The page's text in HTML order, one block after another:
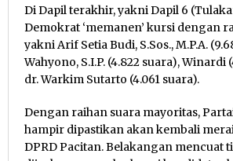
Di Dapil terakhir, yakni Dapil 6
Demokrat ‘memanen’ kursi dengan
yakni Arif Setia Budi, S.Sos., M.P.A.
Wahyono, S.I.P. (4.822 suara), Winardi
dr. Warkim Sutarto (4.061 suara).
Dengan raihan suara mayoritas,
hampir dipastikan akan kembali
DPRD Pacitan. Belakangan mencuat